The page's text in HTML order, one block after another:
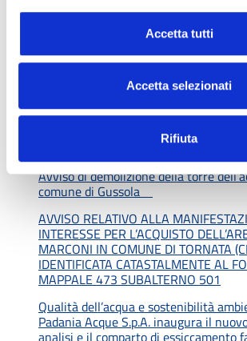
Accetta tutti
Accetta selezionati
Rifiuta
L’Assemblea dei soci approva
lordo più alto di sempre
Pizzighettone: terminate le ultime
impianto di depurazione
Sportello Padania Acque, continua
smart & digital: arriva il nuovo
Avviso di demolizione della torre
comune di Gussola
AVVISO RELATIVO ALLA
INTERESSE PER L’ACQUISTO
MARCONI IN COMUNE DI TORNATA
IDENTIFICATA CATASTALMENTE AL
MAPPALE 473 SUBALTERNO 501
Qualità dell’acqua e sostenibilità
Padania Acque S.p.A. inaugura il